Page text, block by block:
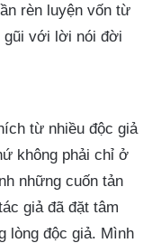
rèn luyện vốn từ
gũi với lời nói đời
từ nhiều độc giả
không phải chỉ ở
những cuốn tản
giả đã đặt tâm
lòng độc giả. Mình